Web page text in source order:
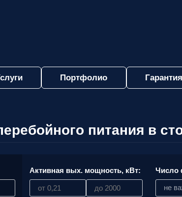
Портфолио
питания в
Активная вых. мощность, кВт: Число
не